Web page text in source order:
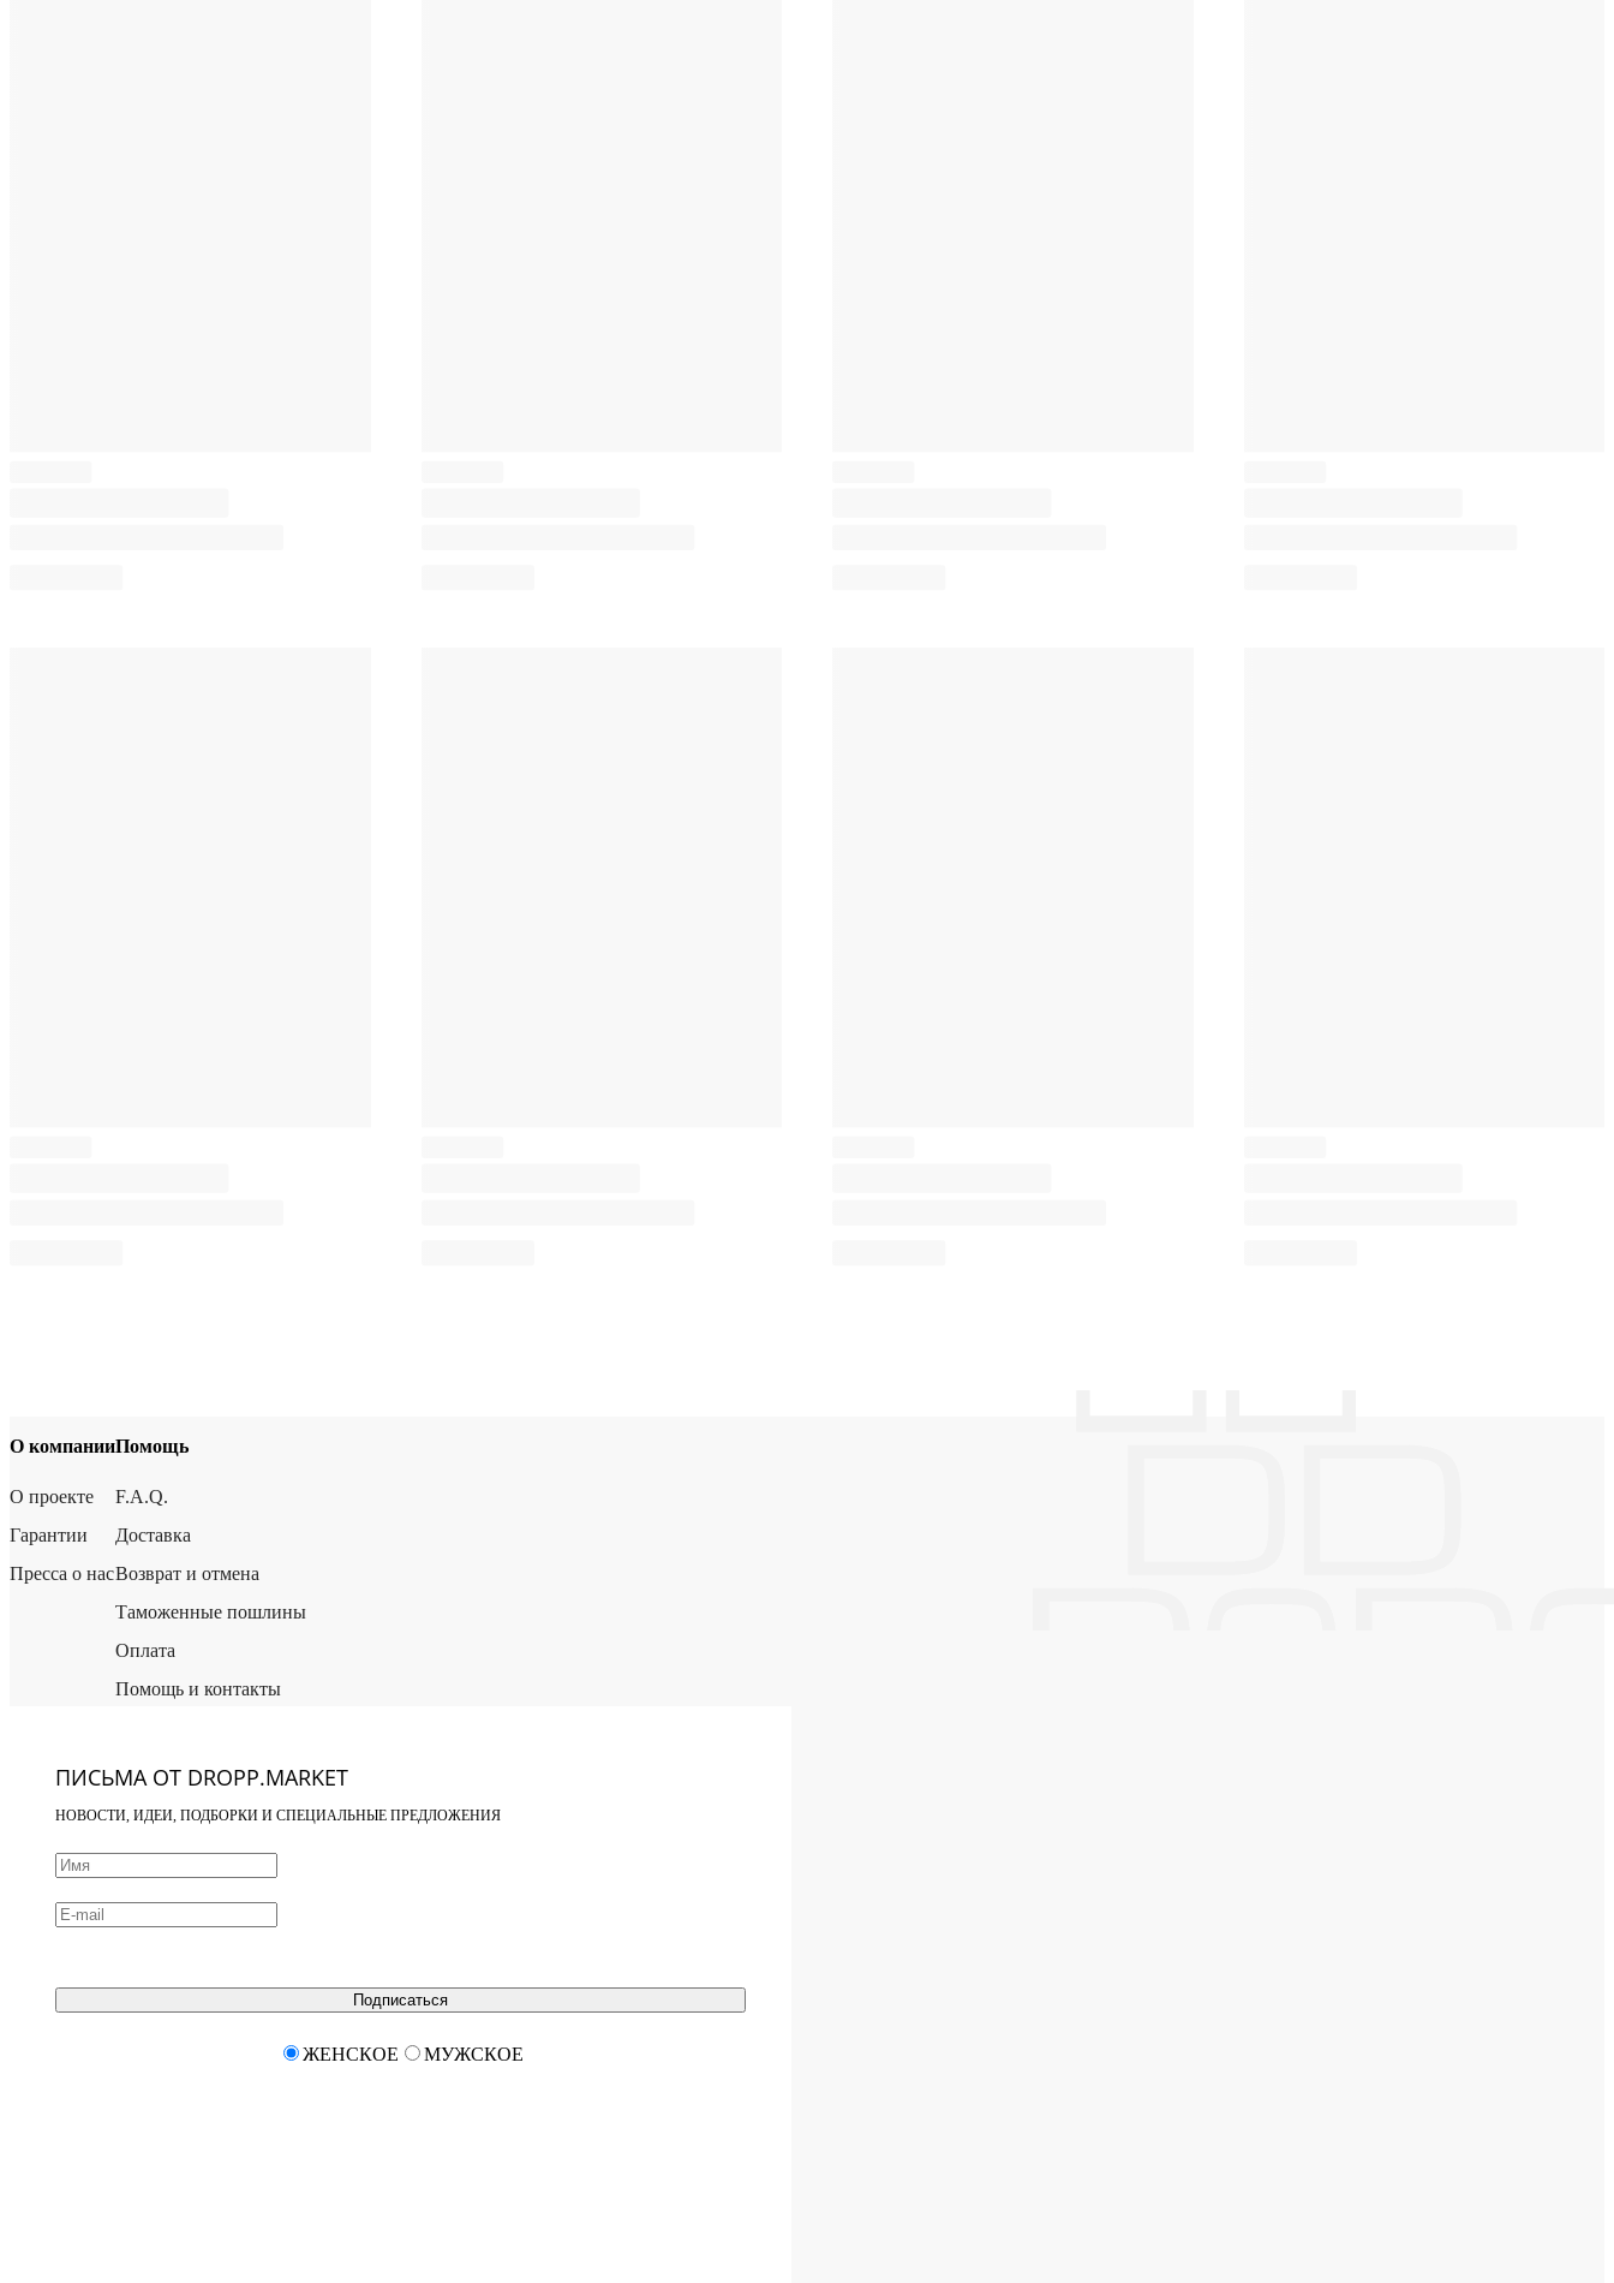
О компании
О проекте
Гарантии
Пресса о нас
Помощь
F.A.Q.
Доставка
Возврат и отмена
Таможенные пошлины
Оплата
Помощь и контакты
ПИСЬМА ОТ DROPP.MARKET
НОВОСТИ, ИДЕИ, ПОДБОРКИ И СПЕЦИАЛЬНЫЕ ПРЕДЛОЖЕНИЯ
Подписаться
ЖЕНСКОЕ МУЖСКОЕ